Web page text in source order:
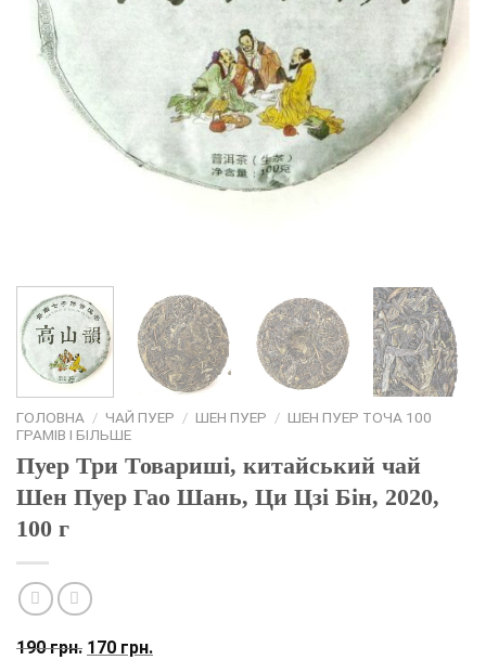
ГОЛОВНА / ЧАЙ ПУЕР / ШЕН ПУЕР / ШЕН ПУЕР ТОЧА 100
ГРАМІВ І БІЛЬШЕ
Пуер Три Товариші, китайський чай
Шен Пуер Гао Шань, Ци Цзі Бін, 2020,
100 г
190грн. Оригінальна
170 грн.Поточна